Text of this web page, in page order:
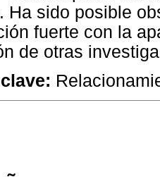
Ha sido posible
fuerte con la
de otras